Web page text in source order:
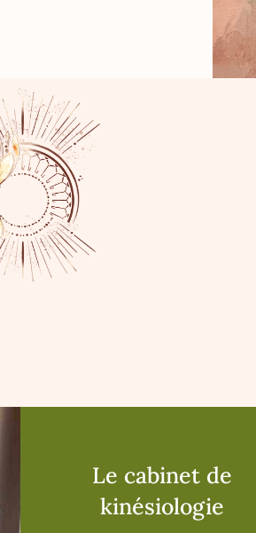
Le cabinet de
kinésiologie